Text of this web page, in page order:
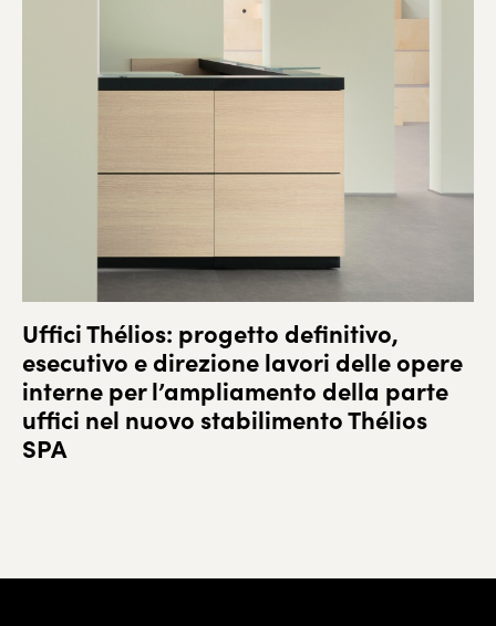
Uffici Thélios: progetto definitivo,
esecutivo e direzione lavori delle opere
interne per l’ampliamento della parte
uffici nel nuovo stabilimento Thélios
SPA